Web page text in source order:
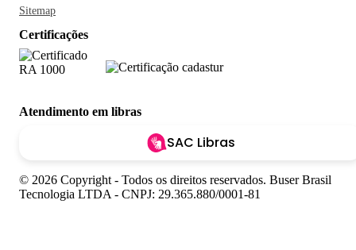
Sitemap
Certificações
Atendimento em libras
SAC Libras
© 2026 Copyright - Todos os direitos reservados. Buser Brasil
Tecnologia LTDA - CNPJ: 29.365.880/0001-81